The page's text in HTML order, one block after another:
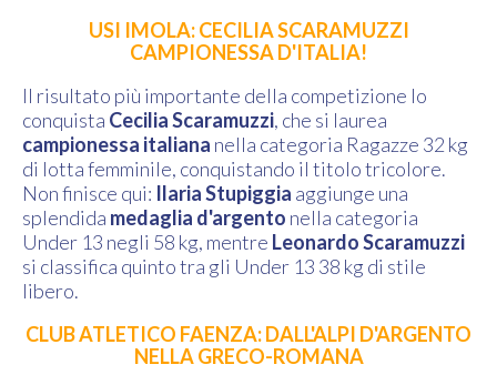
USI IMOLA: CECILIA SCARAMUZZI
CAMPIONESSA D'ITALIA!
Il risultato più importante della competizione lo
conquista Cecilia Scaramuzzi, che si laurea
campionessa italiana nella categoria Ragazze 32 kg
di lotta femminile, conquistando il titolo tricolore.
Non finisce qui: Ilaria Stupiggia aggiunge una
splendida medaglia d'argento nella categoria
Under 13 negli 58 kg, mentre Leonardo Scaramuzzi
si classifica quinto tra gli Under 13 38 kg di stile
libero.
CLUB ATLETICO FAENZA: DALL'ALPI D'ARGENTO
NELLA GRECO-ROMANA